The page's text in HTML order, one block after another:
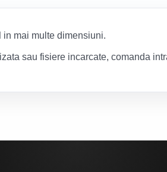
mai multe dimensiuni.
sau fisiere incarcate, comanda